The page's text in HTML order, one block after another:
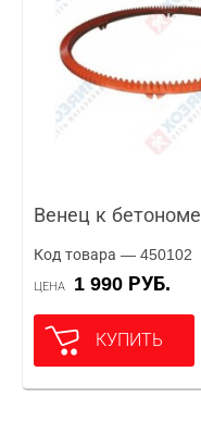
Венец к
Код товара — 450102
ЦЕНА 1 990 РУБ.
КУПИТЬ